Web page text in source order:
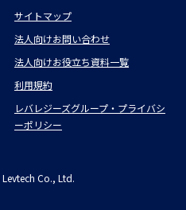
サイトマップ
法人向けお問い合わせ
法人向けお役立ち資料一覧
利用規約
レバレジーズグループ・プライバシ
ーポリシー
Levtech Co., Ltd.